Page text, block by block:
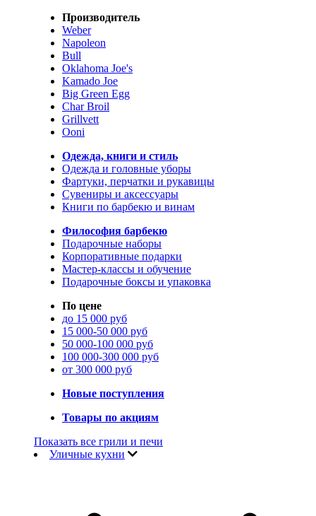
Производитель
Weber
Napoleon
Bull
Oklahoma Joe's
Kamado Joe
Big Green Egg
Char Broil
Grillvett
Ooni
Одежда, книги и стиль
Одежда и головные уборы
Фартуки, перчатки и рукавицы
Сувениры и аксессуары
Книги по барбекю и винам
Философия барбекю
Подарочные наборы
Корпоративные подарки
Мастер-классы и обучение
Подарочные боксы и упаковка
По цене
до 15 000 руб
15 000-50 000 руб
50 000-100 000 руб
100 000-300 000 руб
от 300 000 руб
Новые поступления
Товары по акциям
Показать все грили и печи
Уличные кухни